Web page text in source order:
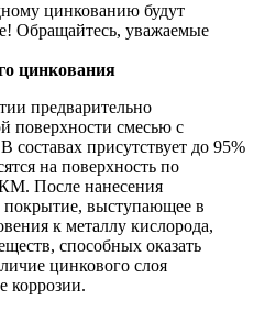
цинкованию будут
Обращайтесь, уважаемые
цинкования
предварительно
поверхности смесью с
присутствует до 95%
на поверхность по
После нанесения
покрытие, выступающее в
к металлу кислорода,
способных оказать
цинкового слоя
коррозии.